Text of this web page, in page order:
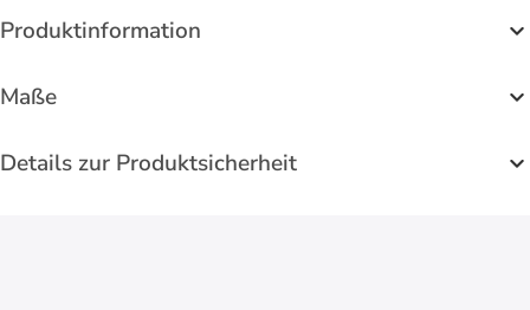
Produktinformation
Maße
Details zur Produktsicherheit